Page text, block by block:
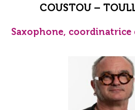
COUSTOU –
Saxophone,